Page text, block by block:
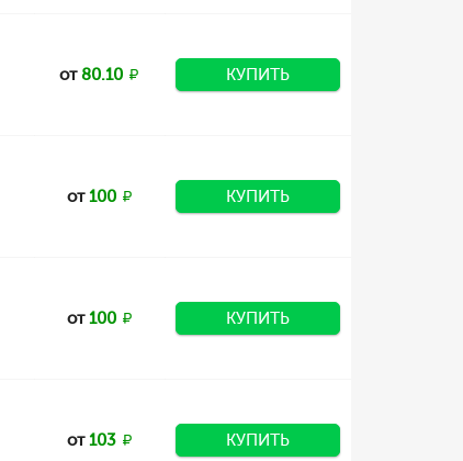
от80.10 КУПИТЬ
от100 КУПИТЬ
от100 КУПИТЬ
от103 КУПИТЬ